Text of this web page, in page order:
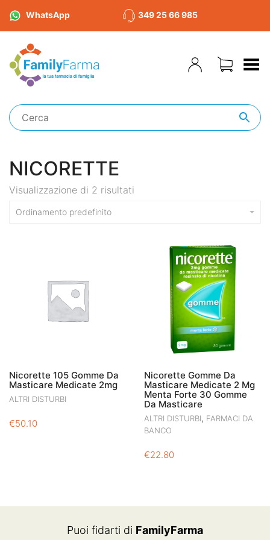
WhatsApp 349 25 66 985
Toggle Menu
NICORETTE
Visualizzazione di 2 risultati
Ordinamento predefinito
Nicorette 105 Gomme Da
Masticare Medicate 2mg
ALTRI DISTURBI
€50.10
Nicorette Gomme Da
Masticare Medicate 2 Mg
Menta Forte 30 Gomme
Da Masticare
ALTRI DISTURBI, FARMACI DA
BANCO
€22.80
Puoi fidarti di FamilyFarma